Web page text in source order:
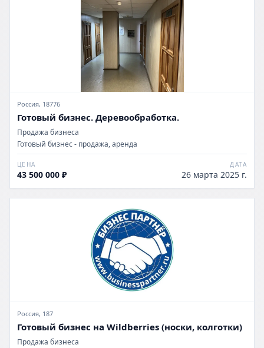
Россия, 18776
Готовый бизнес. Деревообработка.
Продажа бизнеса
Готовый бизнес - продажа, аренда
ЦЕНА
43 500 000 ₽
ДАТА
26 марта 2025 г.
Россия, 187
Готовый бизнес на Wildberries (носки, колготки)
Продажа бизнеса